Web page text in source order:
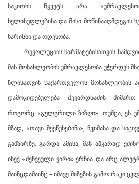
საკითხს წყვეტს არა
ხელისუფლებისა და მისი მოწინააღმდეგის
ხარისხი და ოდენობა.
რევოლუციის წარმატებისათვის
მას მოსახლეობის უმრავლესობა უჭერდეს
წლისათვის საქართველოს მოსახლეობის
დამოკიდებულება შევარდნაძის
როგორც «გულგრილი ზიზღი». თუმცა, ეს
მზად, «თავი შეეწუხებინა», წვიმასა და
გამზირზე. გარდა ამისა, მას აშკარად
ისევ «შეჩვეული ჭირი» ერჩია და არც
მაინცდამაინც – იმავე მიზეზის გამო: რაკი